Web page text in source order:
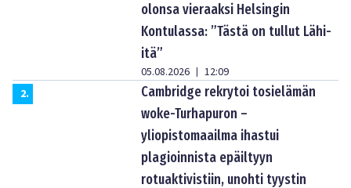
olonsa vieraaksi Helsingin
Kontulassa: ”Tästä on tullut Lähi-
itä”
05.08.2026
12:09
2.
Cambridge rekrytoi tosielämän
woke-Turhapuron –
yliopistomaailma ihastui
plagioinnista epäiltyyn
rotuaktivistiin, unohti tyystin